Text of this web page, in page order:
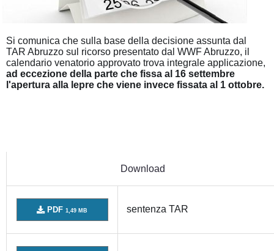
Si comunica che sulla base della decisione assunta dal
TAR Abruzzo sul ricorso presentato dal WWF Abruzzo, il
calendario venatorio approvato trova integrale applicazione,
ad eccezione della parte che fissa al 16 settembre
l'apertura alla lepre che viene invece fissata al 1 ottobre.
Download
PDF 1,49 MB sentenza TAR